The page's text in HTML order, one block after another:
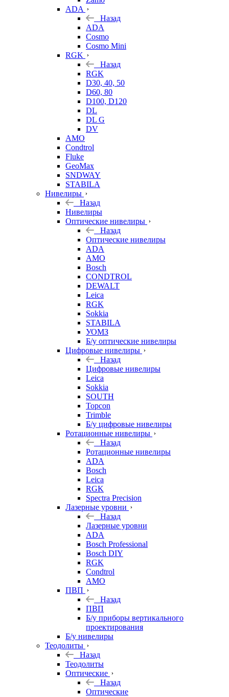
ADA
Назад
ADA
Cosmo
Cosmo Mini
RGK
Назад
RGK
D30, 40, 50
D60, 80
D100, D120
DL
DL G
DV
AMO
Condtrol
Fluke
GeoMax
SNDWAY
STABILA
Нивелиры
Назад
Нивелиры
Оптические нивелиры
Назад
Оптические нивелиры
ADA
AMO
Bosch
CONDTROL
DEWALT
Leica
RGK
Sokkia
STABILA
УОМЗ
Б/у оптические нивелиры
Цифровые нивелиры
Назад
Цифровые нивелиры
Leica
Sokkia
SOUTH
Topcon
Trimble
Б/у цифровые нивелиры
Ротационные нивелиры
Назад
Ротационные нивелиры
ADA
Bosch
Leica
RGK
Spectra Precision
Лазерные уровни
Назад
Лазерные уровни
ADA
Bosch Professional
Bosch DIY
RGK
Condtrol
AMO
ПВП
Назад
ПВП
Б/у приборы вертикального
проектирования
Б/у нивелиры
Теодолиты
Назад
Теодолиты
Оптические
Назад
Оптические